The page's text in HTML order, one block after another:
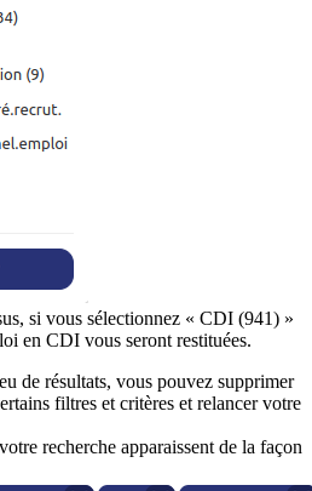
si vous sélectionnez « CDI (941) »
en CDI vous seront restituées.
de résultats, vous pouvez supprimer
filtres et critères et relancer votre
recherche apparaissent de la façon